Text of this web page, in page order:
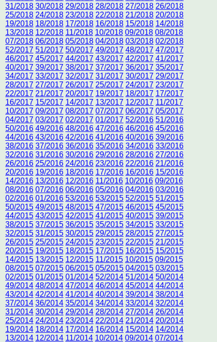
31/2018 30/2018 29/2018 28/2018 27/2018 26/2018
25/2018 24/2018 23/2018 22/2018 21/2018 20/2018
19/2018 18/2018 17/2018 16/2018 15/2018 14/2018
13/2018 12/2018 11/2018 10/2018 09/2018 08/2018
07/2018 06/2018 05/2018 04/2018 03/2018 02/2018
52/2017 51/2017 50/2017 49/2017 48/2017 47/2017
46/2017 45/2017 44/2017 43/2017 42/2017 41/2017
40/2017 39/2017 38/2017 37/2017 36/2017 35/2017
34/2017 33/2017 32/2017 31/2017 30/2017 29/2017
28/2017 27/2017 26/2017 25/2017 24/2017 23/2017
22/2017 21/2017 20/2017 19/2017 18/2017 17/2017
16/2017 15/2017 14/2017 13/2017 12/2017 11/2017
10/2017 09/2017 08/2017 07/2017 06/2017 05/2017
04/2017 03/2017 02/2017 01/2017 52/2016 51/2016
50/2016 49/2016 48/2016 47/2016 46/2016 45/2016
44/2016 43/2016 42/2016 41/2016 40/2016 39/2016
38/2016 37/2016 36/2016 35/2016 34/2016 33/2016
32/2016 31/2016 30/2016 29/2016 28/2016 27/2016
26/2016 25/2016 24/2016 23/2016 22/2016 21/2016
20/2016 19/2016 18/2016 17/2016 16/2016 15/2016
14/2016 13/2016 12/2016 11/2016 10/2016 09/2016
08/2016 07/2016 06/2016 05/2016 04/2016 03/2016
02/2016 01/2016 53/2016 53/2015 52/2015 51/2015
50/2015 49/2015 48/2015 47/2015 46/2015 45/2015
44/2015 43/2015 42/2015 41/2015 40/2015 39/2015
38/2015 37/2015 36/2015 35/2015 34/2015 33/2015
32/2015 31/2015 30/2015 29/2015 28/2015 27/2015
26/2015 25/2015 24/2015 23/2015 22/2015 21/2015
20/2015 19/2015 18/2015 17/2015 16/2015 15/2015
14/2015 13/2015 12/2015 11/2015 10/2015 09/2015
08/2015 07/2015 06/2015 05/2015 04/2015 03/2015
02/2015 01/2015 01/2014 52/2014 51/2014 50/2014
49/2014 48/2014 47/2014 46/2014 45/2014 44/2014
43/2014 42/2014 41/2014 40/2014 39/2014 38/2014
37/2014 36/2014 35/2014 34/2014 33/2014 32/2014
31/2014 30/2014 29/2014 28/2014 27/2014 26/2014
25/2014 24/2014 23/2014 22/2014 21/2014 20/2014
19/2014 18/2014 17/2014 16/2014 15/2014 14/2014
13/2014 12/2014 11/2014 10/2014 09/2014 07/2014